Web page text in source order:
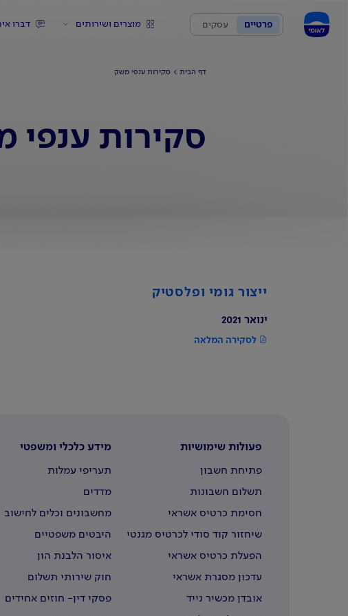
פרטיים עסקים מוצרים ושירותים דברו
דף הבית סקירות ענפי משק
סקירות ענפי
ייצור גומי ופלסטיק
ינואר 2021
לסקירה המלאה
פעולות שימושיות
פתיחת חשבון
תשלום חשבונות
חסימת כרטיס אשראי
שיחזור קוד סודי לכרטיס מגנטי
הפעלת כרטיס אשראי
עדכון מסגרת אשראי
אובדן מכשיר נייד
מידע כלכלי ומשפטי
תעריפי עמלות
מדדים
מחשבונים וכלים לחישוב
היבטים משפטיים
איסור הלבנת הון
חוק שירותי תשלום
פסקי דין- חוזים אחידים